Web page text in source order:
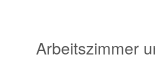
Arbeitszimmer